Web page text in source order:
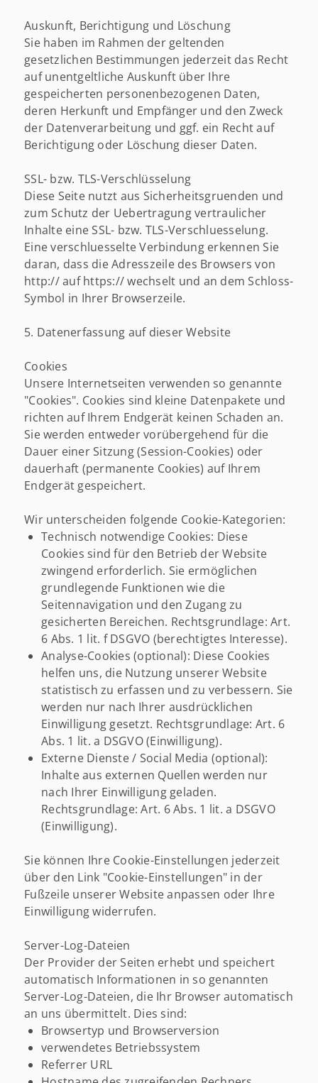
Auskunft, Berichtigung und Löschung
Sie haben im Rahmen der geltenden
gesetzlichen Bestimmungen jederzeit das Recht
auf unentgeltliche Auskunft über Ihre
gespeicherten personenbezogenen Daten,
deren Herkunft und Empfänger und den Zweck
der Datenverarbeitung und ggf. ein Recht auf
Berichtigung oder Löschung dieser Daten.
SSL- bzw. TLS-Verschlüsselung
Diese Seite nutzt aus Sicherheitsgruenden und
zum Schutz der Uebertragung vertraulicher
Inhalte eine SSL- bzw. TLS-Verschluesselung.
Eine verschluesselte Verbindung erkennen Sie
daran, dass die Adresszeile des Browsers von
http:// auf https:// wechselt und an dem Schloss-
Symbol in Ihrer Browserzeile.
5. Datenerfassung auf dieser Website
Cookies
Unsere Internetseiten verwenden so genannte
"Cookies". Cookies sind kleine Datenpakete und
richten auf Ihrem Endgerät keinen Schaden an.
Sie werden entweder vorübergehend für die
Dauer einer Sitzung (Session-Cookies) oder
dauerhaft (permanente Cookies) auf Ihrem
Endgerät gespeichert.
Wir unterscheiden folgende Cookie-Kategorien:
Technisch notwendige Cookies: Diese
Cookies sind für den Betrieb der Website
zwingend erforderlich. Sie ermöglichen
grundlegende Funktionen wie die
Seitennavigation und den Zugang zu
gesicherten Bereichen. Rechtsgrundlage: Art.
6 Abs. 1 lit. f DSGVO (berechtigtes Interesse).
Analyse-Cookies (optional): Diese Cookies
helfen uns, die Nutzung unserer Website
statistisch zu erfassen und zu verbessern. Sie
werden nur nach Ihrer ausdrücklichen
Einwilligung gesetzt. Rechtsgrundlage: Art. 6
Abs. 1 lit. a DSGVO (Einwilligung).
Externe Dienste / Social Media (optional):
Inhalte aus externen Quellen werden nur
nach Ihrer Einwilligung geladen.
Rechtsgrundlage: Art. 6 Abs. 1 lit. a DSGVO
(Einwilligung).
Sie können Ihre Cookie-Einstellungen jederzeit
über den Link "Cookie-Einstellungen" in der
Fußzeile unserer Website anpassen oder Ihre
Einwilligung widerrufen.
Server-Log-Dateien
Der Provider der Seiten erhebt und speichert
automatisch Informationen in so genannten
Server-Log-Dateien, die Ihr Browser automatisch
an uns übermittelt. Dies sind:
Browsertyp und Browserversion
verwendetes Betriebssystem
Referrer URL